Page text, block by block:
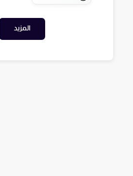
المزيد